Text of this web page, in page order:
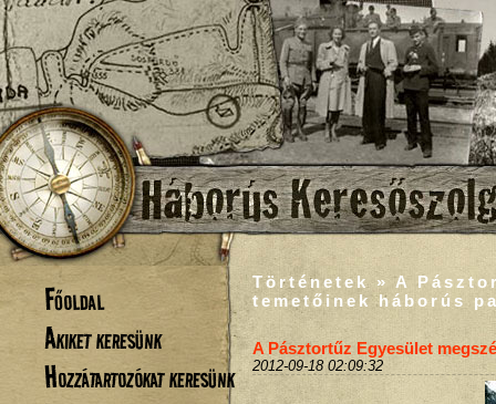
Főoldal
Akiket keresünk
Hozzátartozókat keresünk
Történetek » A
temetőinek háborús
A Pásztortűz Egyesület
2012-09-18 02:09:32